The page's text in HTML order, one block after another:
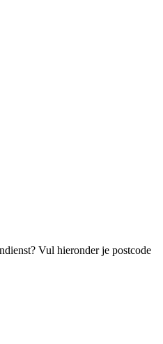
Vul hieronder je postcode